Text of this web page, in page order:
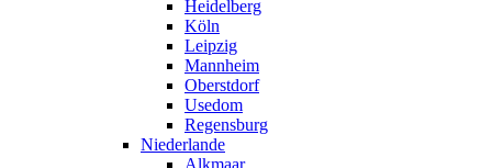
Heidelberg
Köln
Leipzig
Mannheim
Oberstdorf
Usedom
Regensburg
Niederlande
Alkmaar